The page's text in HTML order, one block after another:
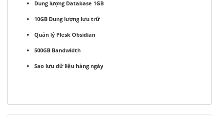
Dung lượng Database 1GB
10GB Dung lượng lưu trữ
Quản lý Plesk Obsidian
500GB Bandwidth
Sao lưu dữ liệu hàng ngày